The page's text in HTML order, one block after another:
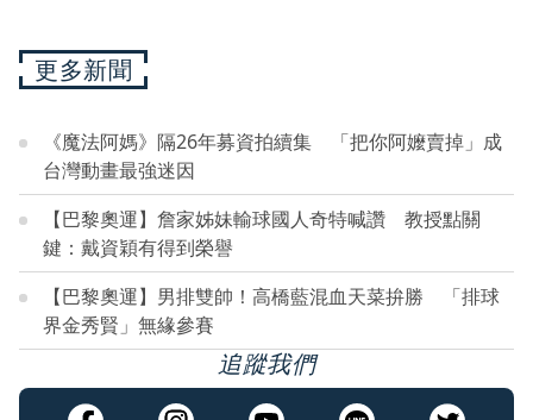
更多新聞
《魔法阿媽》隔26年募資拍續集 「把你阿嬤賣掉」成
台灣動畫最強迷因
【巴黎奧運】詹家姊妹輸球國人奇特喊讚 教授點關
鍵：戴資穎有得到榮譽
【巴黎奧運】男排雙帥！高橋藍混血天菜拚勝 「排球
界金秀賢」無緣參賽
追蹤我們